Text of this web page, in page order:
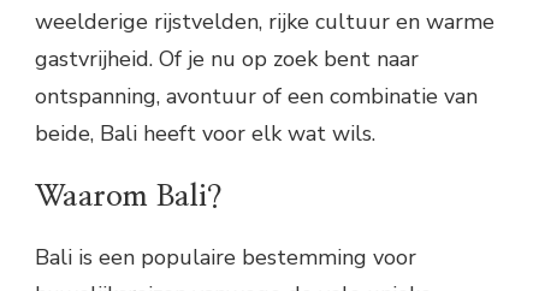
weelderige rijstvelden, rijke cultuur en warme
gastvrijheid. Of je nu op zoek bent naar
ontspanning, avontuur of een combinatie van
beide, Bali heeft voor elk wat wils.
Waarom Bali?
Bali is een populaire bestemming voor